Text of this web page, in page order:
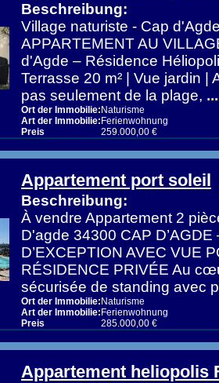
Beschreibung:
Village naturiste - Cap
APPARTEMENT AU
d'Agde – Résidence
Terrasse 20 m² | Vue jardin |
pas seulement de la plage,
Ort der Immobilie: Naturisme
Art der Immobilie: Ferienwohnung
Preis
259.000,00 €
Appartement port soleil
Beschreibung:
À vendre Appartement 2
D'agde 34300 CAP
D’EXCEPTION AVEC VUE
RÉSIDENCE PRIVÉE Au
sécurisée de standing avec
Ort der Immobilie: Naturisme
Art der Immobilie: Ferienwohnung
Preis
285.000,00 €
Appartement heliopolis